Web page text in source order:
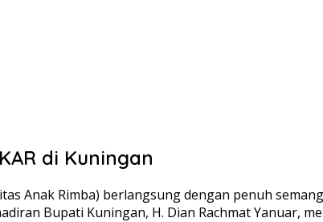
di Kuningan
Anak Rimba) berlangsung dengan penuh
Bupati Kuningan, H. Dian Rachmat Yanuar,